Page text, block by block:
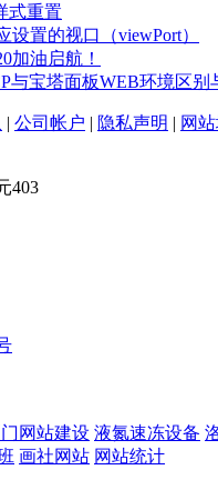
式重置
设置的视口（viewPort）
加油启航！
与宝塔面板WEB环境区别
| 公司帐户 | 隐私声明 | 网
403
网站建设 液氮速冻设备
画社网站 网站统计